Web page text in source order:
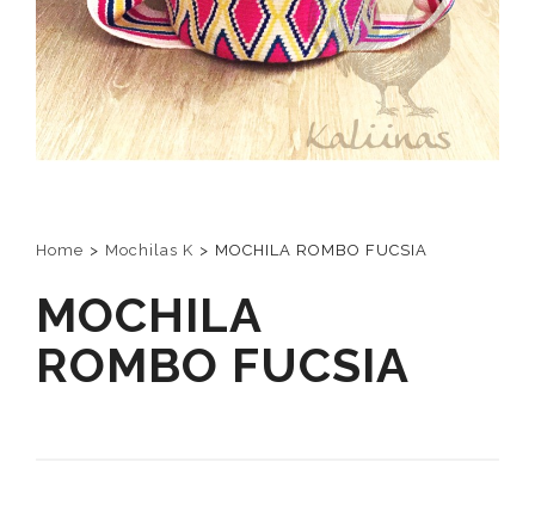
Home > Mochilas K > MOCHILA ROMBO FUCSIA
MOCHILA
ROMBO FUCSIA